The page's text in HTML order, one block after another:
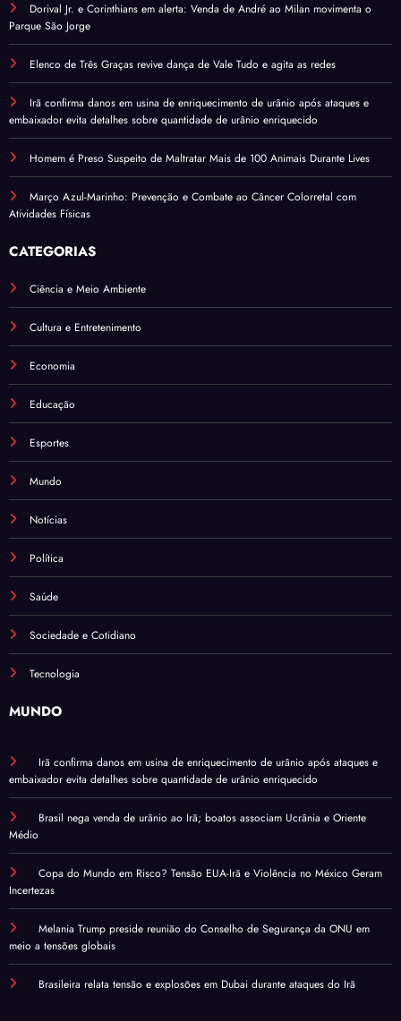
Dorival Jr. e Corinthians em alerta: Venda de André ao Milan movimenta o
Parque São Jorge
Elenco de Três Graças revive dança de Vale Tudo e agita as redes
Irã confirma danos em usina de enriquecimento de urânio após ataques e
embaixador evita detalhes sobre quantidade de urânio enriquecido
Homem é Preso Suspeito de Maltratar Mais de 100 Animais Durante Lives
Março Azul-Marinho: Prevenção e Combate ao Câncer Colorretal com
Atividades Físicas
CATEGORIAS
Ciência e Meio Ambiente
Cultura e Entretenimento
Economia
Educação
Esportes
Mundo
Notícias
Política
Saúde
Sociedade e Cotidiano
Tecnologia
MUNDO
Irã confirma danos em usina de enriquecimento de urânio após ataques e
embaixador evita detalhes sobre quantidade de urânio enriquecido
Brasil nega venda de urânio ao Irã; boatos associam Ucrânia e Oriente
Médio
Copa do Mundo em Risco? Tensão EUA-Irã e Violência no México Geram
Incertezas
Melania Trump preside reunião do Conselho de Segurança da ONU em
meio a tensões globais
Brasileira relata tensão e explosões em Dubai durante ataques do Irã